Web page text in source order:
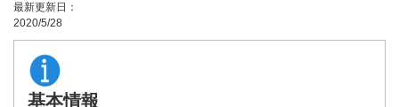
最新更新日：
2020/5/28
基本情報